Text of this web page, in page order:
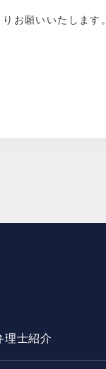
お願いいたします
理士紹介